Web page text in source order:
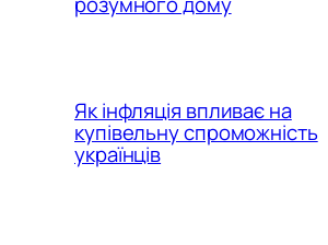
Як інфляція впливає на
купівельну спроможність
українців